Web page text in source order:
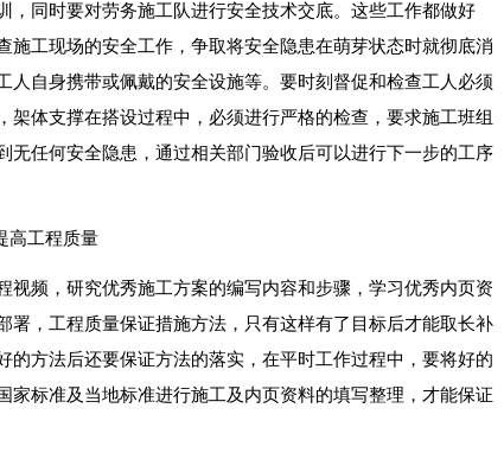
，同时要对劳务施工队进行安全技术交底。这些工作都做好
施工现场的安全工作，争取将安全隐患在萌芽状态时就彻底消
人自身携带或佩戴的安全设施等。要时刻督促和检查工人必须
体支撑在搭设过程中，必须进行严格的检查，要求施工班组
无任何安全隐患，通过相关部门验收后可以进行下一步的工序
高工程质量
视频，研究优秀施工方案的编写内容和步骤，学习优秀内页资
署，工程质量保证措施方法，只有这样有了目标后才能取长补
的方法后还要保证方法的落实，在平时工作过程中，要将好的
家标准及当地标准进行施工及内页资料的填写整理，才能保证